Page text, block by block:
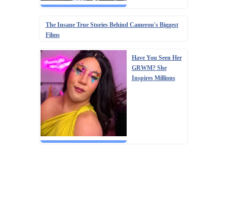
The Insane True Stories Behind Cameron's Biggest
Films
Have You Seen Her
GRWM? She
Inspires Millions